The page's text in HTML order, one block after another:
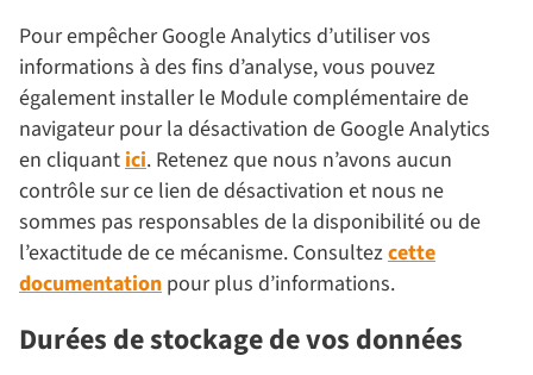
Pour empêcher Google Analytics d’utiliser vos
informations à des fins d’analyse, vous pouvez
également installer le Module complémentaire de
navigateur pour la désactivation de Google Analytics
en cliquant ici. Retenez que nous n’avons aucun
contrôle sur ce lien de désactivation et nous ne
sommes pas responsables de la disponibilité ou de
l’exactitude de ce mécanisme. Consultezcette
documentation pour plus d’informations.
Durées de stockage de vos données